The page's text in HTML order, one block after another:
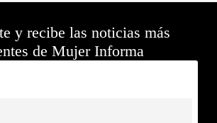
y recibe las noticias más
de Mujer Informa